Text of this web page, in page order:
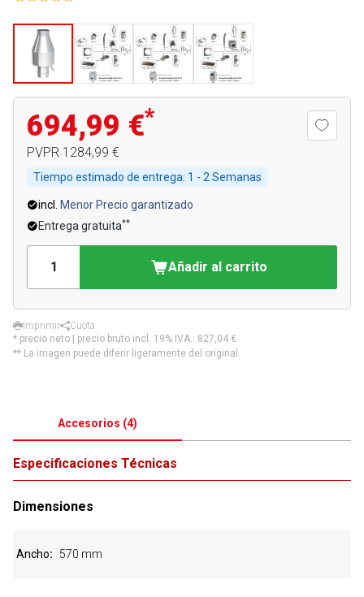
694,99 €*
PVPR 1284,99 €
Tiempo estimado de entrega: 1 - 2 Semanas
incl.
Menor Precio garantizado
Entrega gratuita**
Añadir al carrito
Imprimir
Cuota
* precio neto | precio bruto incl. 19% IVA.: 827,04 €
** La imagen puede diferir ligeramente del original.
Accesorios (4)
Especificaciones Técnicas
Dimensiones
Ancho 570 mm